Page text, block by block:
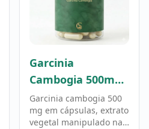
Garcinia
Cambogia 500mg -
90 Cápsulas
Garcinia cambogia 500
mg em cápsulas, extrato
vegetal manipulado na